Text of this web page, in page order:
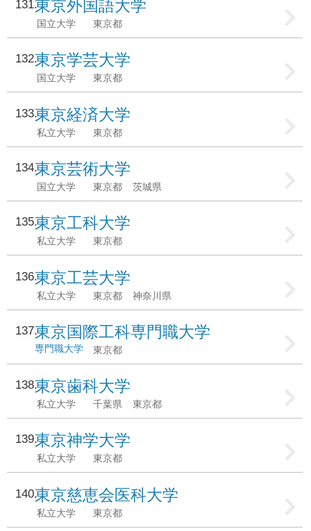
131東京外国語大学
国立大学 東京都
132東京学芸大学
国立大学 東京都
133東京経済大学
私立大学 東京都
134東京芸術大学
国立大学 東京都 茨城県
135東京工科大学
私立大学 東京都
136東京工芸大学
私立大学 東京都 神奈川県
137東京国際工科専門職大学
東京都
専門職大学
138東京歯科大学
私立大学 千葉県 東京都
139東京神学大学
私立大学 東京都
140東京慈恵会医科大学
私立大学 東京都